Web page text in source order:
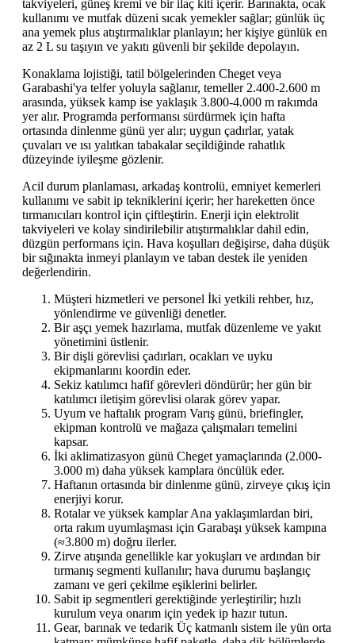
takviyeleri, güneş kremi ve bir ilaç kiti içerir. Barınakta, ocak
kullanımı ve mutfak düzeni sıcak yemekler sağlar; günlük üç
ana yemek plus atıştırmalıklar planlayın; her kişiye günlük en
az 2 L su taşıyın ve yakıtı güvenli bir şekilde depolayın.
Konaklama lojistiği, tatil bölgelerinden Cheget veya
Garabashi'ya telfer yoluyla sağlanır, temeller 2.400-2.600 m
arasında, yüksek kamp ise yaklaşık 3.800-4.000 m rakımda
yer alır. Programda performansı sürdürmek için hafta
ortasında dinlenme günü yer alır; uygun çadırlar, yatak
çuvaları ve ısı yalıtkan tabakalar seçildiğinde rahatlık
düzeyinde iyileşme gözlenir.
Acil durum planlaması, arkadaş kontrolü, emniyet kemerleri
kullanımı ve sabit ip tekniklerini içerir; her hareketten önce
tırmanıcıları kontrol için çiftleştirin. Enerji için elektrolit
takviyeleri ve kolay sindirilebilir atıştırmalıklar dahil edin,
düzgün performans için. Hava koşulları değişirse, daha düşük
bir sığınakta inmeyi planlayın ve taban destek ile yeniden
değerlendirin.
Müşteri hizmetleri ve personel İki yetkili rehber, hız,
yönlendirme ve güvenliği denetler.
Bir aşçı yemek hazırlama, mutfak düzenleme ve yakıt
yönetimini üstlenir.
Bir dişli görevlisi çadırları, ocakları ve uyku
ekipmanlarını koordin eder.
Sekiz katılımcı hafif görevleri döndürür; her gün bir
katılımcı iletişim görevlisi olarak görev yapar.
Uyum ve haftalık program Varış günü, briefingler,
ekipman kontrolü ve mağaza çalışmaları temelini
kapsar.
İki aklimatizasyon günü Cheget yamaçlarında (2.000-
3.000 m) daha yüksek kamplara öncülük eder.
Haftanın ortasında bir dinlenme günü, zirveye çıkış için
enerjiyi korur.
Rotalar ve yüksek kamplar Ana yaklaşımlardan biri,
orta rakım uyumlaşması için Garabaşı yüksek kampına
(≈3.800 m) doğru ilerler.
Zirve atışında genellikle kar yokuşları ve ardından bir
tırmanış segmenti kullanılır; hava durumu başlangıç
zamanı ve geri çekilme eşiklerini belirler.
Sabit ip segmentleri gerektiğinde yerleştirilir; hızlı
kurulum veya onarım için yedek ip hazır tutun.
Gear, barınak ve tedarik Üç katmanlı sistem ile yün orta